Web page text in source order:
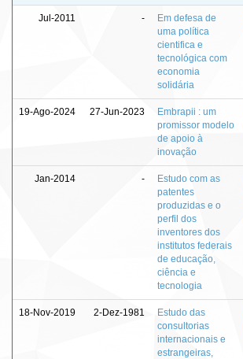
Jul-2011 -
Em defesa de
uma política
cientifica e
tecnológica com
economia
solidária
19-Ago-2024 27-Jun-2023
Embrapii : um
promissor modelo
de apoio à
inovação
Jan-2014 -
Estudo com as
patentes
produzidas e o
perfil dos
inventores dos
institutos federais
de educação,
ciência e
tecnologia
18-Nov-2019 2-Dez-1981
Estudo das
consultorias
internacionais e
estrangeiras,